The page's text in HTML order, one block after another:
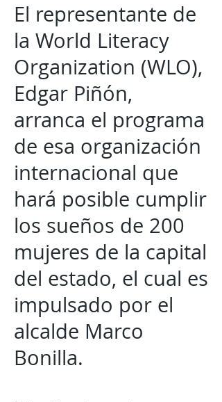
El representante de
la World Literacy
Organization (WLO),
Edgar Piñón,
arranca el programa
de esa organización
internacional que
hará posible cumplir
los sueños de 200
mujeres de la capital
del estado, el cual es
impulsado por el
alcalde Marco
Bonilla.